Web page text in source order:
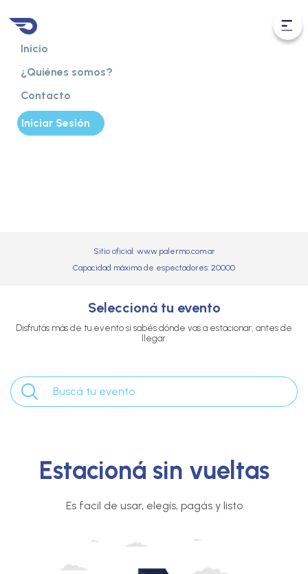
Inicio
¿Quiénes somos?
Contacto
Iniciar Sesión
Sitio oficial: www.palermo.com.ar
Capacidad máxima de espectadores: 20000
Seleccioná tu evento
Disfrutás más de tu evento si sabés dónde vas a estacionar, antes de
llegar.
Estacioná sin vueltas
Es facil de usar, elegís, pagás y listo